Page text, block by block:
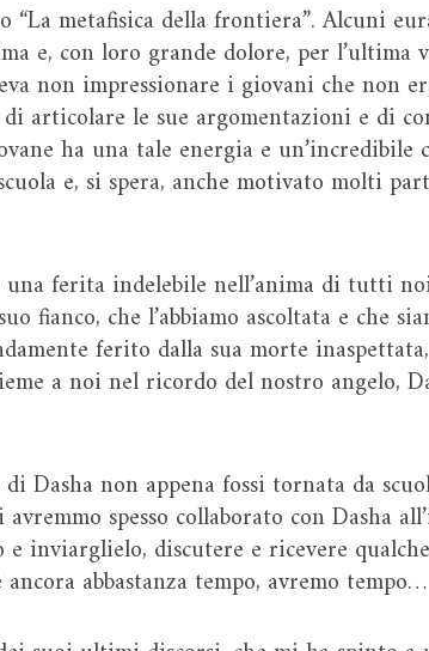
metafisica della frontiera”. Alcuni
e, con loro grande dolore, per l’ultima
non impressionare i giovani che non
articolare le sue argomentazioni e di
ha una tale energia e un’incredibile
e, si spera, anche motivato molti
ferita indelebile nell’anima di tutti
fianco, che l’abbiamo ascoltata e che
ferito dalla sua morte
a noi nel ricordo del nostro angelo,
Dasha non appena fossi tornata da
spesso collaborato con Dasha
inviarglielo, discutere e ricevere qualche
abbastanza tempo, avremo tempo…